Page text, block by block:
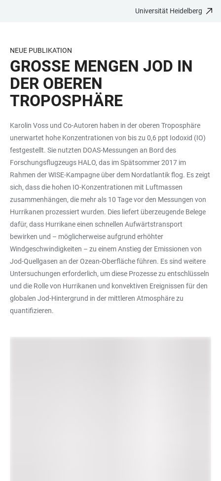
BARRIEREFREIHEIT
Universität Heidelberg
NEUE PUBLIKATION
GROSSE MENGEN JOD IN D
ER OBEREN T
ROPOSPHÄRE
Karolin Voss und Co-Autoren haben in der oberen Troposphäre
unerwartet hohe Konzentrationen von bis zu 0,6 ppt Iodoxid (IO)
festgestellt. Sie nutzten DOAS-Messungen an Bord des
Forschungsflugzeugs HALO, das im Spätsommer 2017 im
Rahmen der WISE-Kampagne über dem Nordatlantik flog. Es zeigt
sich, dass die hohen IO-Konzentrationen mit Luftmassen
zusammenhängen, die mehr als 10 Tage vor den Messungen von
Hurrikanen prozessiert wurden. Dies liefert überzeugende Belege
dafür, dass Hurrikane einen schnellen Aufwärtstransport
bewirken und – möglicherweise aufgrund erhöhter
Windgeschwindigkeiten – zu einem Anstieg der Emissionen von
Jod-Quellgasen an der Ozean-Oberfläche führen. Es sind weitere
Untersuchungen erforderlich, um diese Prozesse zu entschlüsseln
und die Rolle von Hurrikanen und konvektiven Ereignissen für den
globalen Jod-Hintergrund in der mittleren Atmosphäre zu
quantifizieren.